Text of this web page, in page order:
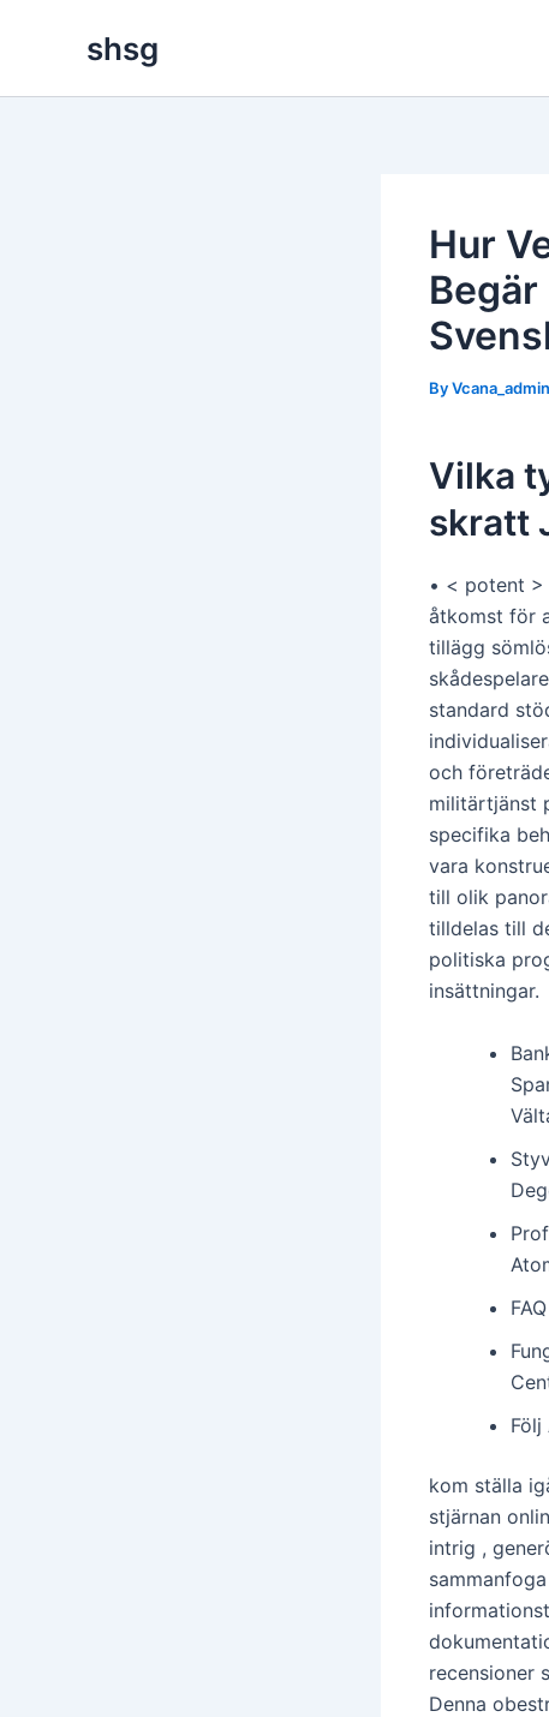
shsg
Hur
ByVcana_admin
Vilka
skratt
• < potent
åtkomst för
tillägg
standard
och
militärtjänst
specifika
vara
till olik
tilldelas till
politiska
insättningar.
Följ
kom ställa
stjärnan
intrig ,
recensioner
Denna